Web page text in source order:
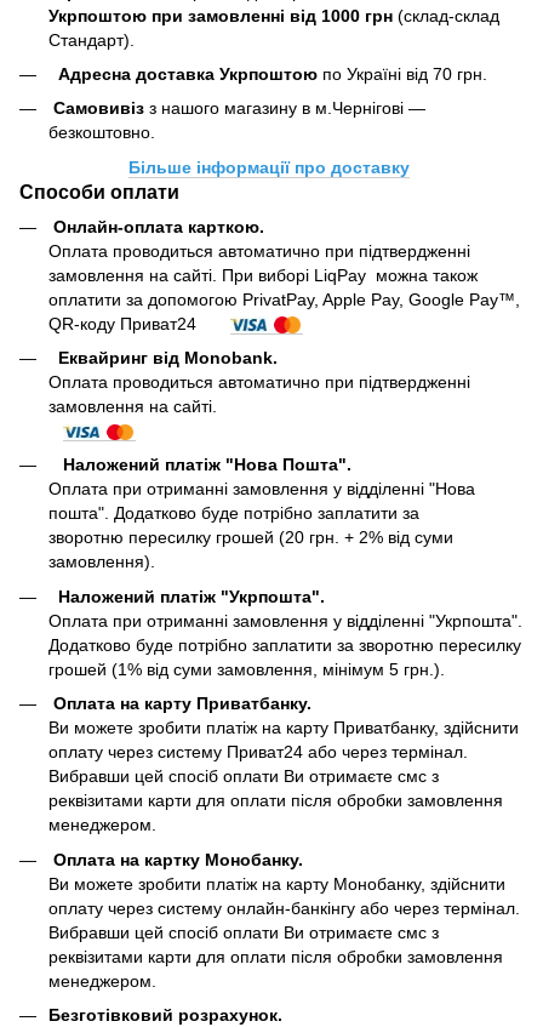
Укрпоштою при замовленні від 1000 грн (склад-склад
Стандарт).
Адресна доставка Укрпоштою по Україні від 70 грн.
Самовивіз з нашого магазину в м.Чернігові —
безкоштовно.
Більше інформації про доставку
Способи оплати
Онлайн-оплата карткою.
Оплата проводиться автоматично при підтвердженні
замовлення на сайті. При виборі LiqPay можна також
оплатити за допомогою PrivatPay, Apple Pay, Google Pay™,
QR-коду Приват24
Еквайринг від Monobank.
Оплата проводиться автоматично при підтвердженні
замовлення на сайті.
Наложений платіж "Нова Пошта".
Оплата при отриманні замовлення у відділенні "Нова
пошта". Додатково буде потрібно заплатити за
зворотню пересилку грошей (20 грн. + 2% від суми
замовлення).
Наложений платіж "Укрпошта".
Оплата при отриманні замовлення у відділенні "Укрпошта".
Додатково буде потрібно заплатити за зворотню пересилку
грошей (1% від суми замовлення, мінімум 5 грн.).
Оплата на карту Приватбанку.
Ви можете зробити платіж на карту Приватбанку, здійснити
оплату через систему Приват24 або через термінал.
Вибравши цей спосіб оплати Ви отримаєте смс з
реквізитами карти для оплати після обробки замовлення
менеджером.
Оплата на картку Монобанку.
Ви можете зробити платіж на карту Монобанку, здійснити
оплату через систему онлайн-банкінгу або через термінал.
Вибравши цей спосіб оплати Ви отримаєте смс з
реквізитами карти для оплати після обробки замовлення
менеджером.
Безготівковий розрахунок.